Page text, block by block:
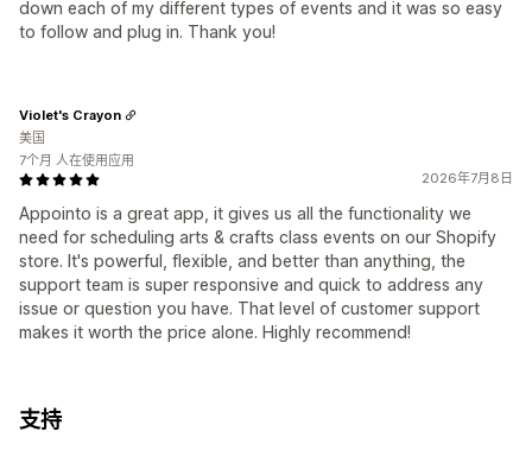
down each of my different types of events and it was so easy
to follow and plug in. Thank you!
2026年7月8日
Appointo is a great app, it gives us all the functionality we
need for scheduling arts & crafts class events on our Shopify
store. It's powerful, flexible, and better than anything, the
support team is super responsive and quick to address any
issue or question you have. That level of customer support
makes it worth the price alone. Highly recommend!
Violet's Crayon
美国
7个月 人在使用应用
支持